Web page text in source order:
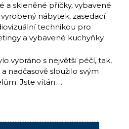
a skleněné příčky, vybavené
nábytek, zasedací
technikou pro
a vybavené kuchyňky.
vybráno s největší péčí, tak,
nadčasově sloužilo svým
Jste vítán….